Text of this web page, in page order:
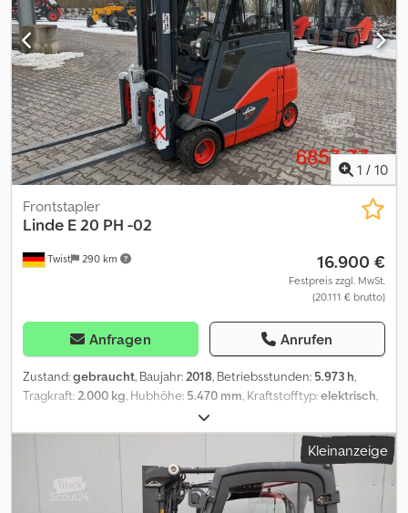
1 / 10
Twist 290 km
Frontstapler
Linde E 20 PH -02
16.900 €
Festpreis zzgl. MwSt.
(20.111 € brutto)
Anfragen Anrufen
Zustand:gebraucht, Baujahr:2018, Betriebsstunden: 5.973 h,
Tragkraft:2.000 kg, Hubhöhe: 5.470 mm, Kraftstofftyp:elektrisch,
2.470 mm
Vorderreifengröße:200 - 50 - 10 SE, Hinterreifengröße:16 x 6 - 8
Sonderausstattung: 3. Ventil, 4. Ventil, Arbeitsscheinwerfer hinten,
Arbeitsscheinwerfer vorn, Heizung, Vollkabine, Safety Light,
Kleinanzeige